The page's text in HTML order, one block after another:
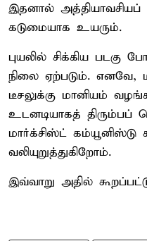
இதனால்
கடுமையாக உயரும்.
புயலில் சிக்கிய படகு
நிலை ஏற்படும். எனவே,
டீசலுக்கு மானியம்
உடனடியாகத்
மார்க்சிஸ்ட் கம்யூனிஸ்டு
வலியுறுத்துகிறோம்.
இவ்வாறு அதில்